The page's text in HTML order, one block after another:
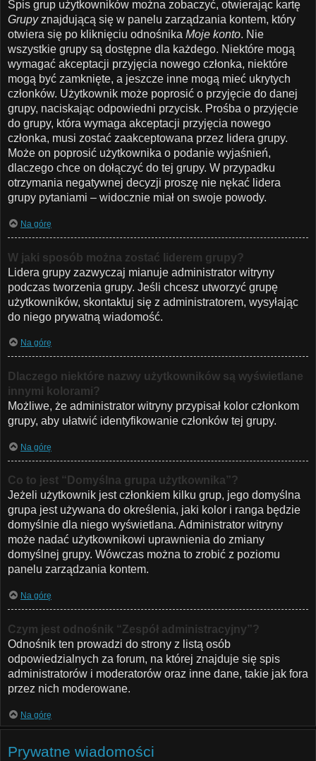
Spis grup użytkowników można zobaczyć, otwierając kartę
Grupyznajdującą się w panelu zarządzania kontem, który
otwiera się po kliknięciu odnośnika Moje konto. Nie
wszystkie grupy są dostępne dla każdego. Niektóre mogą
wymagać akceptacji przyjęcia nowego członka, niektóre
mogą być zamknięte, a jeszcze inne mogą mieć ukrytych
członków. Użytkownik może poprosić o przyjęcie do danej
grupy, naciskając odpowiedni przycisk. Prośba o przyjęcie
do grupy, która wymaga akceptacji przyjęcia nowego
członka, musi zostać zaakceptowana przez lidera grupy.
Może on poprosić użytkownika o podanie wyjaśnień,
dlaczego chce on dołączyć do tej grupy. W przypadku
otrzymania negatywnej decyzji proszę nie nękać lidera
grupy pytaniami – widocznie miał on swoje powody.
Na górę
W jaki sposób można zostać liderem grupy?
Lidera grupy zazwyczaj mianuje administrator witryny
podczas tworzenia grupy. Jeśli chcesz utworzyć grupę
użytkowników, skontaktuj się z administratorem, wysyłając
do niego prywatną wiadomość.
Na górę
Dlaczego niektóre nazwy użytkowników są wyświetlane
innymi kolorami?
Możliwe, że administrator witryny przypisał kolor członkom
grupy, aby ułatwić identyfikowanie członków tej grupy.
Na górę
Co to jest “Domyślna grupa użytkownika”?
Jeżeli użytkownik jest członkiem kilku grup, jego domyślna
grupa jest używana do określenia, jaki kolor i ranga będzie
domyślnie dla niego wyświetlana. Administrator witryny
może nadać użytkownikowi uprawnienia do zmiany
domyślnej grupy. Wówczas można to zrobić z poziomu
panelu zarządzania kontem.
Na górę
Czym jest odnośnik “Zespół administracyjny”?
Odnośnik ten prowadzi do strony z listą osób
odpowiedzialnych za forum, na której znajduje się spis
administratorów i moderatorów oraz inne dane, takie jak fora
przez nich moderowane.
Na górę
Prywatne wiadomości